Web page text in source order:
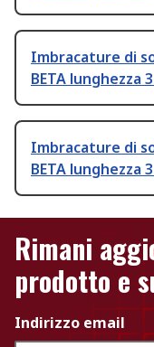
Imbracature di
BETA lunghezza
Imbracature di
BETA lunghezza
Rimani
prodotto e
Indirizzo email